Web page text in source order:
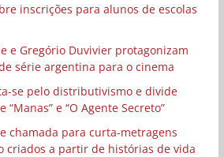
inscrições para alunos de escolas
e Gregório Duvivier protagonizam
série argentina para o cinema
se pelo distributivismo e divide
e “O Agente Secreto”
chamada para curta-metragens
criados a partir de histórias de vida